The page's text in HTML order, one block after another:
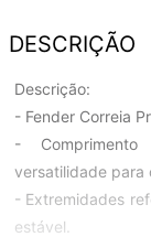
DESCRIÇÃO
Descrição:
- Fender Correia
-
versatilidade para
- Extremidades
estável.